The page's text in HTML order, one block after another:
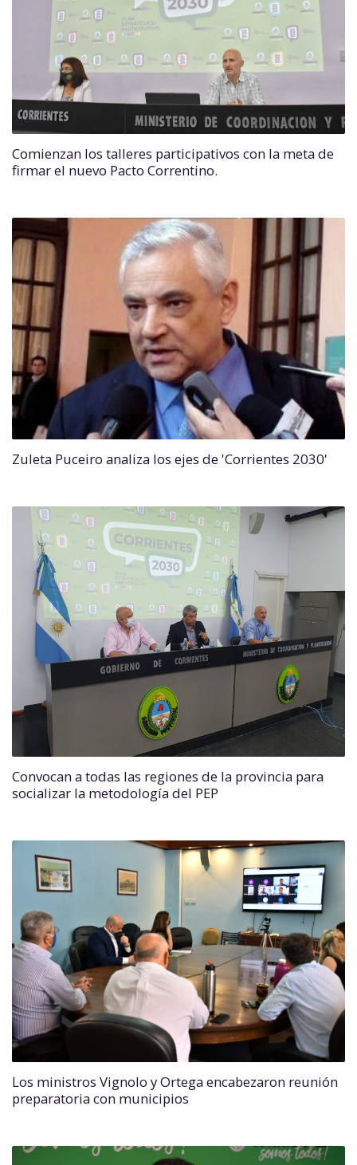
Comienzan los talleres participativos con la meta de
firmar el nuevo Pacto Correntino.
Zuleta Puceiro analiza los ejes de 'Corrientes 2030'
Convocan a todas las regiones de la provincia para
socializar la metodología del PEP
Los ministros Vignolo y Ortega encabezaron reunión
preparatoria con municipios